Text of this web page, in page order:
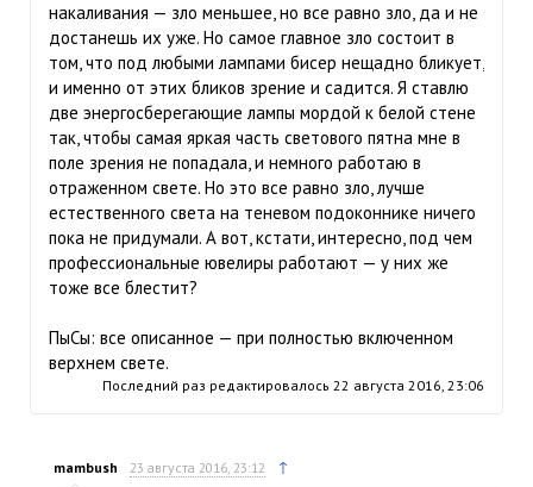
накаливания — зло меньшее, но все равно зло, да и не
достанешь их уже. Но самое главное зло состоит в
том, что под любыми лампами бисер нещадно бликует,
и именно от этих бликов зрение и садится. Я ставлю
две энергосберегающие лампы мордой к белой стене
так, чтобы самая яркая часть светового пятна мне в
поле зрения не попадала, и немного работаю в
отраженном свете. Но это все равно зло, лучше
естественного света на теневом подоконнике ничего
пока не придумали. А вот, кстати, интересно, под чем
профессиональные ювелиры работают — у них же
тоже все блестит?
ПыСы: все описанное — при полностью включенном
верхнем свете.
Последний раз редактировалось 22 августа 2016, 23:06
mambush 23 августа 2016, 23:12 ↑